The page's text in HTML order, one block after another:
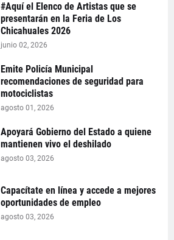
#Aquí el Elenco de Artistas que se
presentarán en la Feria de Los
Chicahuales 2026
junio 02, 2026
Emite Policía Municipal
recomendaciones de seguridad para
motociclistas
agosto 01, 2026
Apoyará Gobierno del Estado a quiene
mantienen vivo el deshilado
agosto 03, 2026
Capacítate en línea y accede a mejores
oportunidades de empleo
agosto 03, 2026